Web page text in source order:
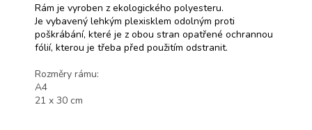
Rám je vyroben z ekologického polyesteru.
Je vybavený lehkým plexisklem odolným proti
poškrábání, které je z obou stran opatřené ochrannou
fólií, kterou je třeba před použitím odstranit.
Rozměry rámu:
A4
21 x 30 cm